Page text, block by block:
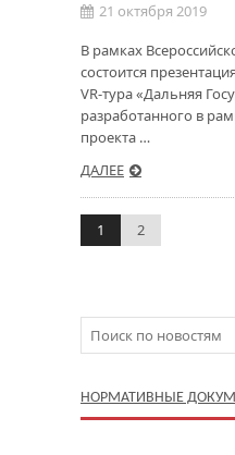
21 октября 2019
В рамках
состоится
VR-тура «Дальняя
разработанного в
проекта …
ДАЛЕЕ
1 2
НОРМАТИВНЫЕ